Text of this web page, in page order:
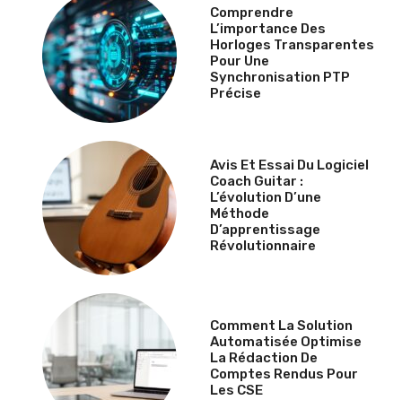
Comprendre
L’importance Des
Horloges Transparentes
Pour Une
Synchronisation PTP
Précise
Avis Et Essai Du Logiciel
Coach Guitar :
L’évolution D’une
Méthode
D’apprentissage
Révolutionnaire
Comment La Solution
Automatisée Optimise
La Rédaction De
Comptes Rendus Pour
Les CSE